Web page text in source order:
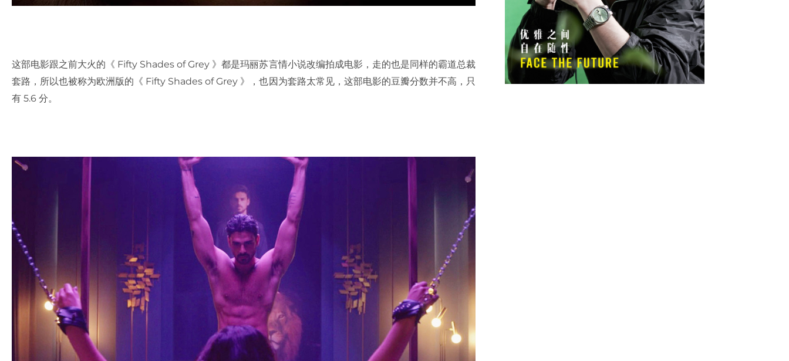
这部电影跟之前大火的《 Fifty Shades of Grey 》都是玛丽苏言情小说改编拍成电影，走的也是同样的霸道总裁
套路，所以也被称为欧洲版的《 Fifty Shades of Grey 》，也因为套路太常见，这部电影的豆瓣分数并不高，只
有 5.6 分。